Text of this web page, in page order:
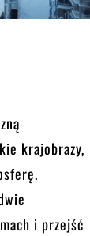
krajobrazy,
i przejść